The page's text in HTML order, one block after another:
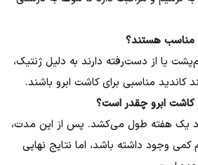
مناسب هستند؟
یا از دست‌رفته دارند به دلیل ژنتیک،
کاندید مناسبی برای کاشت ابرو باشند.
ابرو چقدر است؟
یک هفته طول می‌کشد. پس از این مدت،
وجود داشته باشد، اما نتایج نهایی